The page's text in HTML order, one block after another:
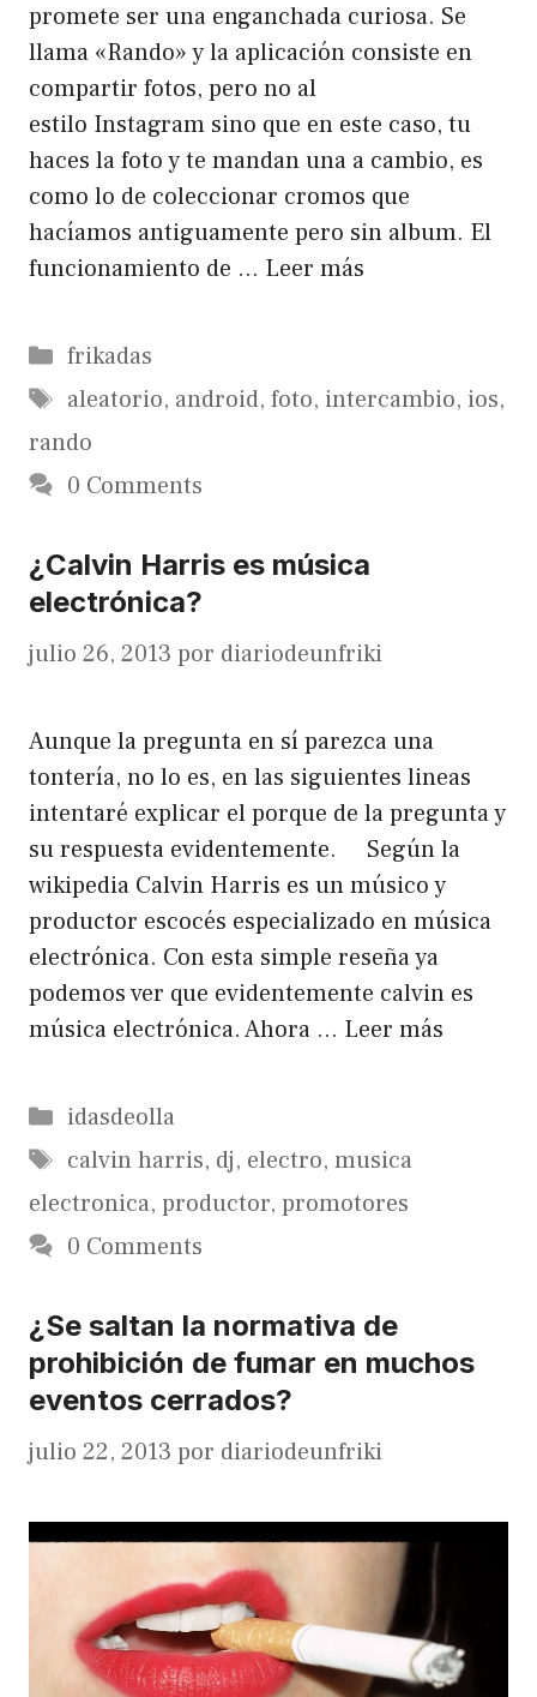
promete ser una enganchada curiosa. Se
llama «Rando» y la aplicación consiste en
compartir fotos, pero no al
estilo Instagram sino que en este caso, tu
haces la foto y te mandan una a cambio, es
como lo de coleccionar cromos que
hacíamos antiguamente pero sin album. El
funcionamiento de … Leer más
Categorías
frikadas
Etiquetas
aleatorio, android, foto, intercambio, ios,
rando
0 Comments
¿Calvin Harris es música
electrónica?
julio 26, 2013 por diariodeunfriki
Aunque la pregunta en sí parezca una
tontería, no lo es, en las siguientes lineas
intentaré explicar el porque de la pregunta y
su respuesta evidentemente. Según la
wikipedia Calvin Harris es un músico y
productor escocés especializado en música
electrónica. Con esta simple reseña ya
podemos ver que evidentemente calvin es
música electrónica. Ahora … Leer más
Categorías
idasdeolla
Etiquetas
calvin harris, dj, electro, musica
electronica, productor, promotores
0 Comments
¿Se saltan la normativa de
prohibición de fumar en muchos
eventos cerrados?
julio 22, 2013 por diariodeunfriki